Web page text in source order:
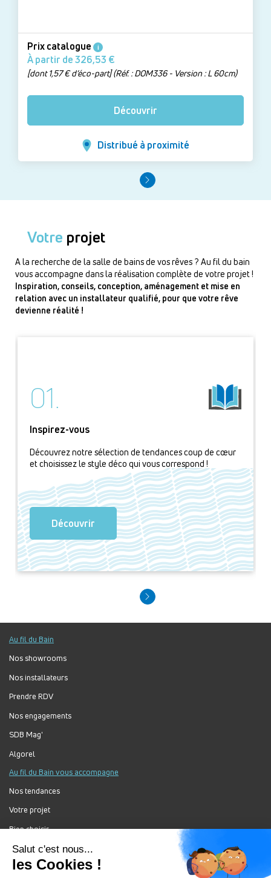
Prix catalogue i
À partir de 326,53 €
[dont 1,57 € d’éco-part] (Réf. : DOM336 - Version : L 60cm)
Découvrir
Distribué à proximité
Votre projet
A la recherche de la salle de bains de vos rêves ? Au fil du bain
vous accompagne dans la réalisation complète de votre projet !
Inspiration, conseils, conception, aménagement et mise en
relation avec un installateur qualifié, pour que votre rêve
devienne réalité !
01.
Inspirez-vous
Découvrez notre sélection de tendances coup de cœur
et choisissez le style déco qui vous correspond !
Découvrir
Au fil du Bain
Nos showrooms
Nos installateurs
Prendre RDV
Nos engagements
SDB Mag'
Algorel
Au fil du Bain vous accompagne
Nos tendances
Votre projet
Bien choisir
Forum Au Fil du Bain